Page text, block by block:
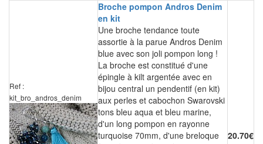
Ref :
kit_bro_andros_denim
Broche pompon Andros Denim
en kit
Une broche tendance toute
assortie à la parue Andros Denim
blue avec son joli pompon long !
La broche est constitué d'une
épingle à kilt argentée avec en
bijou central un pendentif (en kit)
aux perles et cabochon Swarovski
tons bleu aqua et bleu marine,
d'un long pompon en rayonne
turquoise 70mm, d'une breloque
20.70€